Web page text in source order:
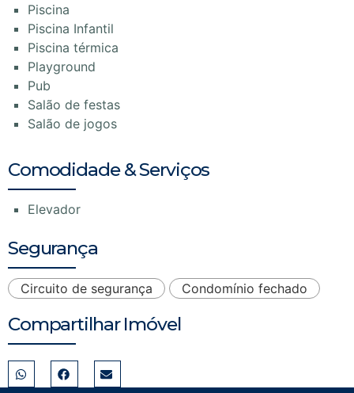
Piscina
Piscina Infantil
Piscina térmica
Playground
Pub
Salão de festas
Salão de jogos
Comodidade & Serviços
Elevador
Segurança
Circuito de segurança Condomínio fechado
Compartilhar Imóvel